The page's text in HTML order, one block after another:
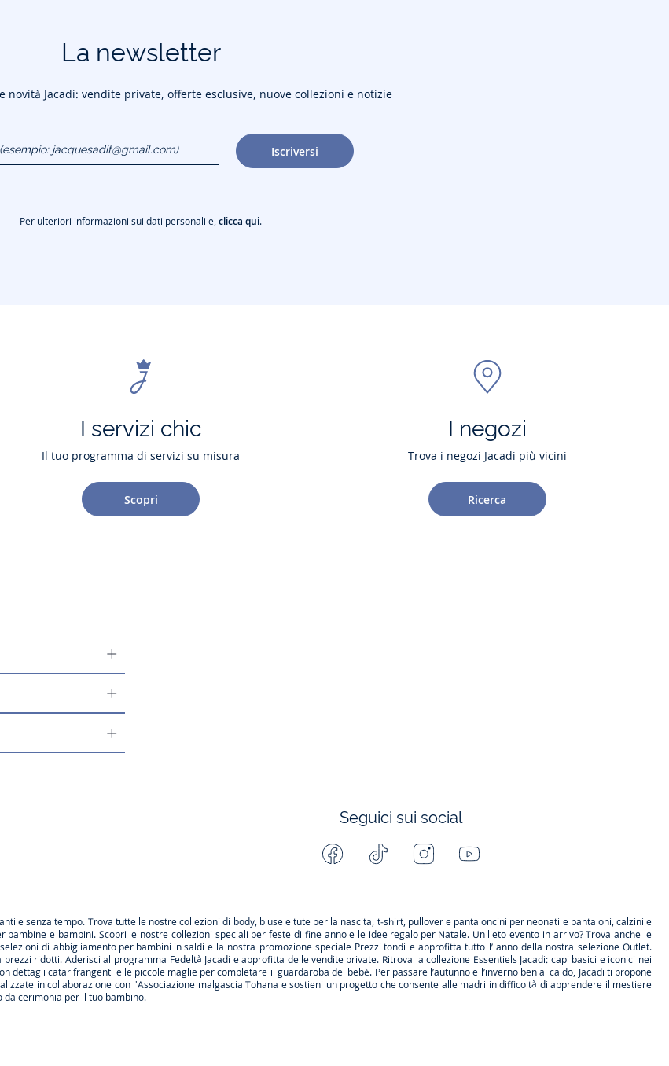
La newsletter
novità Jacadi: vendite private, offerte esclusive, nuove collezioni e notizie
Iscriversi
Per ulteriori informazioni sui dati personali e,clicca qui.
I servizi chic
Il tuo programma di servizi su misura
Scopri
I negozi
Trova i negozi Jacadi più vicini
Ricerca
Seguici sui social
Facebook Tiktok InstagramYoutube
e senza tempo. Trova tutte le nostre collezioni di body, bluse e tute per la nascita, t-shirt, pullover e pantaloncini per neonati e pantaloni, calzini e
e bambini. Scopri le nostre collezioni speciali per feste di fine anno e le idee regalo per Natale. Un lieto evento in arrivo? Trova anche le
di abbigliamento per bambini in saldi e la nostra promozione speciale Prezzi tondi e approfitta tutto l’ anno della nostra selezioneOutlet.
ridotti. Aderisci al programma Fedeltà Jacadi e approfitta dellevendite private. Ritrova la collezione EssentielsJacadi: capi basici e iconici nei
dettagli catarifrangenti e le piccole maglie per completare il guardaroba dei bebè. Per passare l’autunno e l’inverno ben al caldo, Jacadi ti propone
in collaborazione con l'Associazione malgascia Tohana e sostieni un progetto che consente alle madri in difficoltà di apprendere il mestiere
da cerimonia per il tuo bambino.